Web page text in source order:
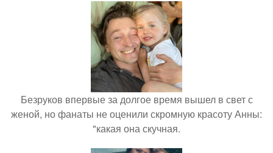
Безруков впервые за долгое время вышел в свет с
женой, но фанаты не оценили скромную красоту Анны:
"какая она скучная.